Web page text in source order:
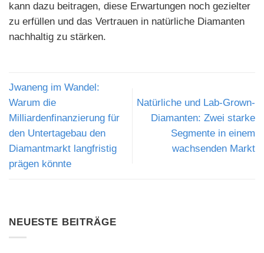
kann dazu beitragen, diese Erwartungen noch gezielter
zu erfüllen und das Vertrauen in natürliche Diamanten
nachhaltig zu stärken.
Jwaneng im Wandel:
Warum die
Milliardenfinanzierung für
den Untertagebau den
Diamantmarkt langfristig
prägen könnte
Natürliche und Lab-Grown-
Diamanten: Zwei starke
Segmente in einem
wachsenden Markt
NEUESTE BEITRÄGE